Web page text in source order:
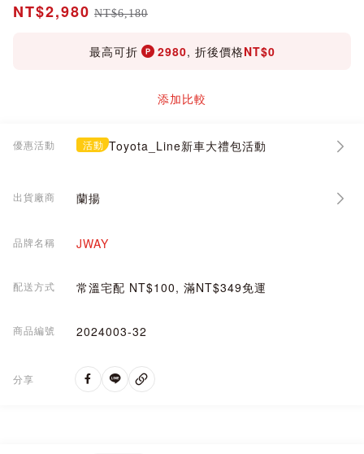
NT$2,980 NT$6,180
最高可折 2980, 折後價格NT$0
添加比較
優惠活動 活動 Toyota_Line新車大禮包活動
出貨廠商 蘭揚
品牌名稱 JWAY
配送方式 常溫宅配 NT$100, 滿NT$349免運
商品編號 2024003-32
分享